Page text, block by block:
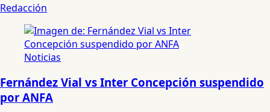
Redacción
Noticias
Fernández Vial vs Inter Concepción suspendido
por ANFA